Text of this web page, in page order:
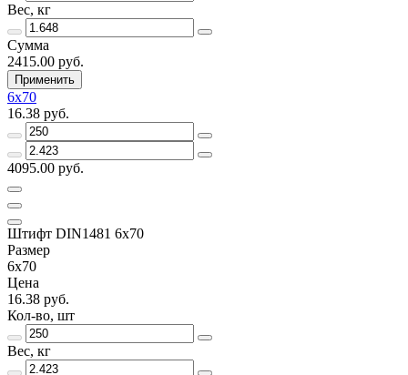
Вес, кг
Сумма
2415.00 руб.
Применить
6х70
16.38 руб.
4095.00 руб.
Штифт DIN1481 6х70
Размер
6х70
Цена
16.38 руб.
Кол-во, шт
Вес, кг